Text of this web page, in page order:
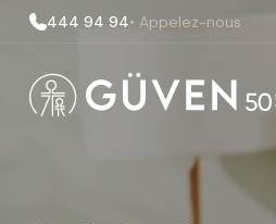
444 94 94• Appelez-nous